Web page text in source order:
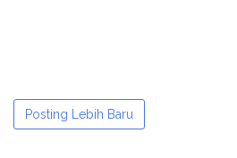
Posting Lebih Baru